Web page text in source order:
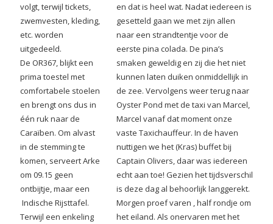
volgt, terwijl tickets,
zwemvesten, kleding,
etc. worden
uitgedeeld.
De OR367, blijkt een
prima toestel met
comfortabele stoelen
en brengt ons dus in
één ruk naar de
Caraïben. Om alvast
in de stemming te
komen, serveert Arke
om 09.15 geen
ontbijtje, maar een
Indische Rijsttafel.
Terwijl een enkeling
en dat is heel wat. Nadat iedereen is
gesetteld gaan we met zijn allen
naar een strandtentje voor de
eerste pina colada. De pina’s
smaken geweldig en zij die het niet
kunnen laten duiken onmiddellijk in
de zee. Vervolgens weer terug naar
Oyster Pond met de taxi van Marcel,
Marcel vanaf dat moment onze
vaste Taxichauffeur. In de haven
nuttigen we het (Kras) buffet bij
Captain Olivers, daar was iedereen
echt aan toe! Gezien het tijdsverschil
is deze dag al behoorlijk langgerekt.
Morgen proef varen , half rondje om
het eiland. Als onervaren met het